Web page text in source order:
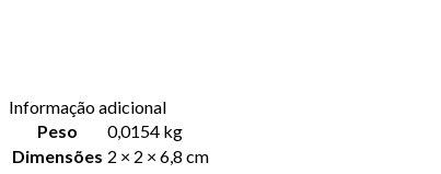
Informação adicional
Peso
0,0154 kg
Dimensões 2 × 2 × 6,8 cm